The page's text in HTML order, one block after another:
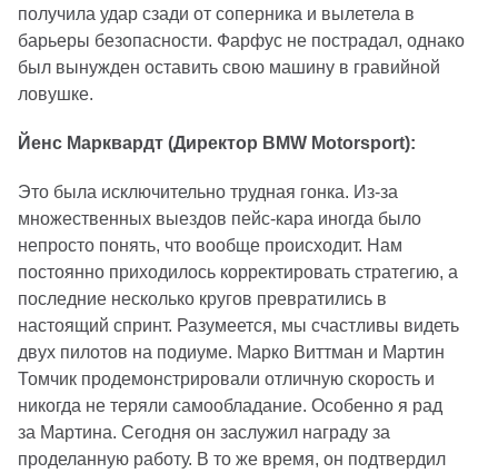
получила удар сзади от соперника и вылетела в
барьеры безопасности. Фарфус не пострадал, однако
был вынужден оставить свою машину в гравийной
ловушке.
Йенс Марквардт (Директор BMW Motorsport):
Это была исключительно трудная гонка. Из-за
множественных выездов пейс-кара иногда было
непросто понять, что вообще происходит. Нам
постоянно приходилось корректировать стратегию, а
последние несколько кругов превратились в
настоящий спринт. Разумеется, мы счастливы видеть
двух пилотов на подиуме. Марко Виттман и Мартин
Томчик продемонстрировали отличную скорость и
никогда не теряли самообладание. Особенно я рад
за Мартина. Сегодня он заслужил награду за
проделанную работу. В то же время, он подтвердил